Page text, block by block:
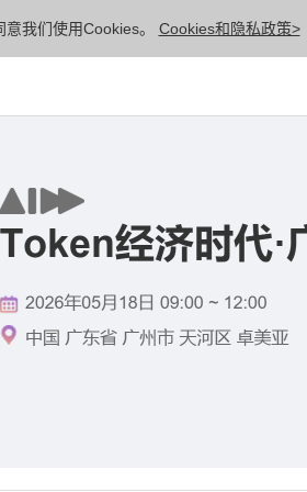
我们使用Cookies。 Cookies和隐私政策>